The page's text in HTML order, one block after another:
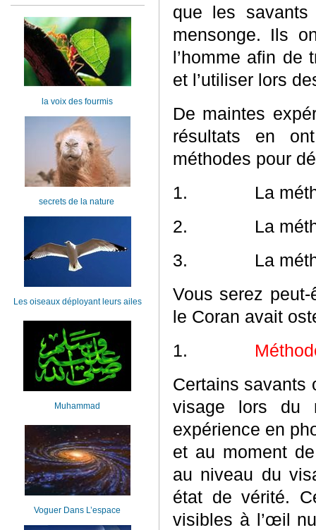
que les savants
mensonge. Ils
l’homme afin de
et l’utiliser lors
De maintes
résultats en
méthodes pour
1.
La
2.
La
3.
La
Vous serez
le Coran avait
1.
Certains savants
visage lors du
expérience en
et au moment
au niveau du
état de vérité.
visibles à l’œil
la voix des fourmis
secrets de la nature
Les oiseaux déployant leurs ailes
Muhammad
Voguer Dans L’espace